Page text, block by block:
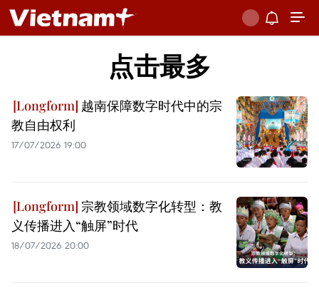
点击最多
越南保障数字时代中的宗
教自由权利
17/07/2026 19:00
宗教领域数字化转型：教
义传播进入“触屏”时代
18/07/2026 20:00